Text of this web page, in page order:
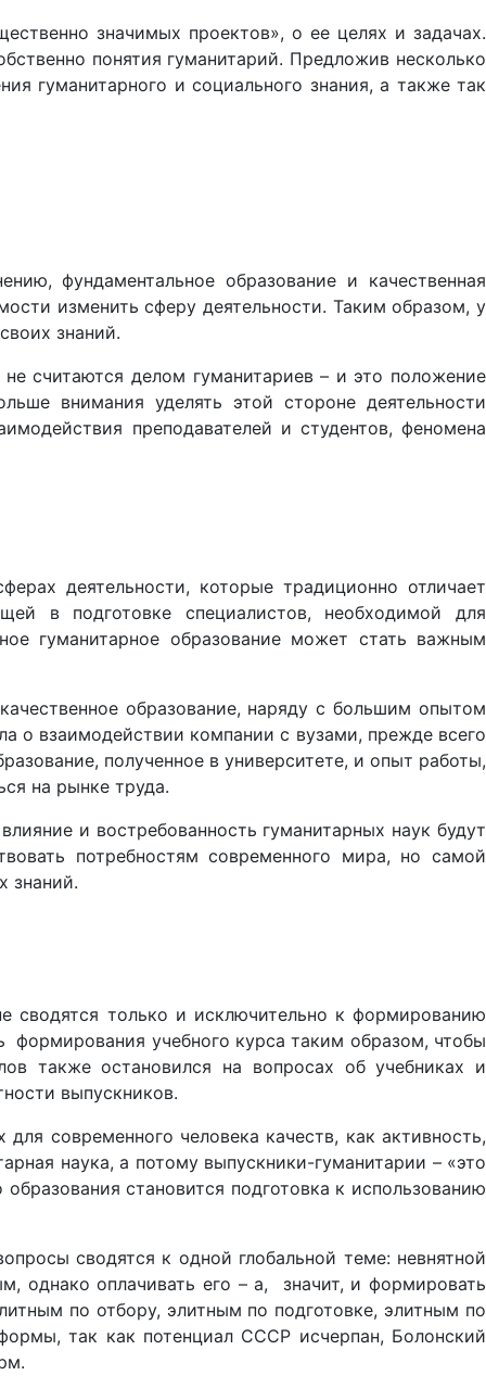
значимых проектов», о ее целях и задачах.
понятия гуманитарий. Предложив несколько
гуманитарного и социального знания, а также так
фундаментальное образование и качественная
изменить сферу деятельности. Таким образом, у
знаний.
считаются делом гуманитариев – и это положение
внимания уделять этой стороне деятельности
преподавателей и студентов, феномена
деятельности, которые традиционно отличает
в подготовке специалистов, необходимой для
гуманитарное образование может стать важным
образование, наряду с большим опытом
о взаимодействии компании с вузами, прежде всего
полученное в университете, и опыт работы,
на рынке труда.
и востребованность гуманитарных наук будут
потребностям современного мира, но самой
знаний.
сводятся только и исключительно к формированию
формирования учебного курса таким образом, чтобы
также остановился на вопросах об учебниках и
выпускников.
современного человека качеств, как активность,
наука, а потому выпускники-гуманитарии – «это
становится подготовка к использованию
сводятся к одной глобальной теме: невнятной
однако оплачивать его – а,
значит, и формировать
по отбору, элитным по подготовке, элитным по
так как потенциал СССР исчерпан, Болонский